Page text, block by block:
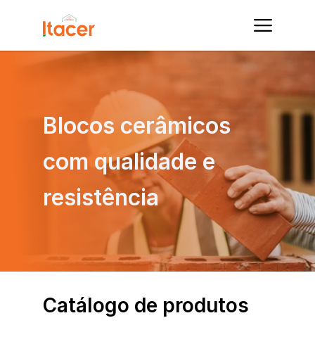
Catálogo de produtos
Blocos cerâmicos
com qualidade e
resistência